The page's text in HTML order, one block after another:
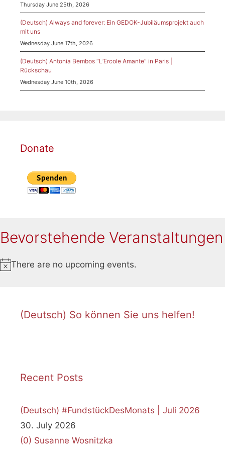
Thursday June 25th, 2026
(Deutsch) Always and forever: Ein GEDOK-Jubiläumsprojekt auch
mit uns
Wednesday June 17th, 2026
(Deutsch) Antonia Bembos “L’Ercole Amante” in Paris |
Rückschau
Wednesday June 10th, 2026
Donate
Bevorstehende Veranstaltungen
N
There are no upcoming events.
(Deutsch) So können Sie uns helfen!
Recent Posts
(Deutsch) #FundstückDesMonats | Juli 2026
30. July 2026
(0) Susanne Wosnitzka